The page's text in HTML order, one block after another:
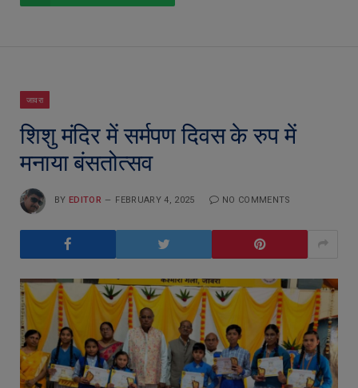
जावरा
शिशु मंदिर में सर्मपण दिवस के रुप में
मनाया बंसतोत्सव
BY EDITOR FEBRUARY 4, 2025 NO COMMENTS